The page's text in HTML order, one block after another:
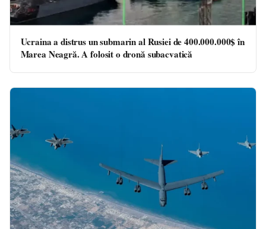
Ucraina a distrus un submarin al Rusiei de 400.000.000$ în
Marea Neagră. A folosit o dronă subacvatică